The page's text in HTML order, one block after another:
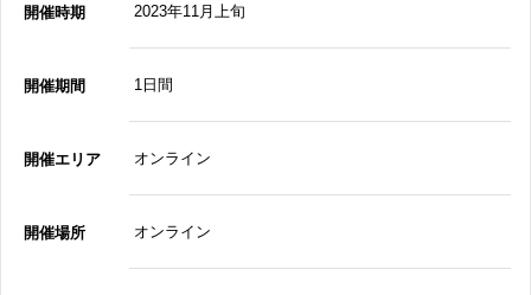
開催時期 2023年11月上旬
開催期間 1日間
開催エリア オンライン
開催場所 オンライン